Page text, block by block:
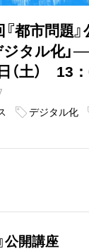
『都市問題
ジタル化
（土） 13
デジタル化
公開講座